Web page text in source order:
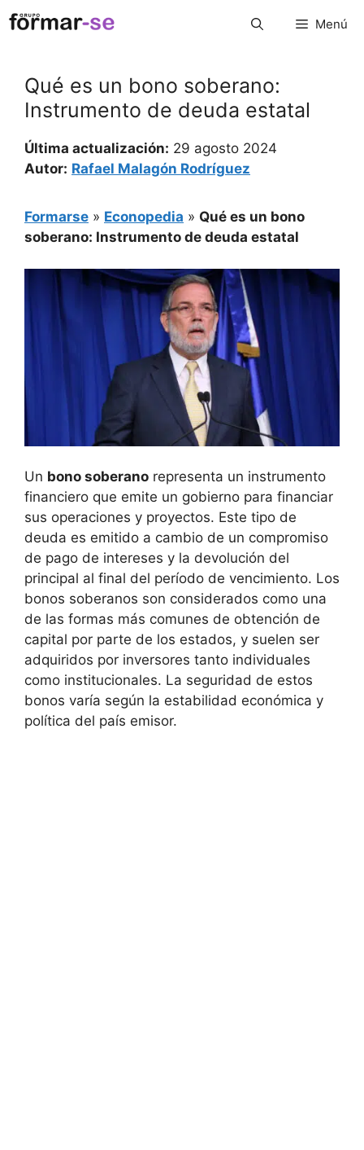
Saltar
al
Menú
Qué es un bono soberano:
Instrumento de deuda estatal
Última actualización: 29 agosto 2024
Autor: Rafael Malagón Rodríguez
Formarse » Econopedia » Qué es un bono
soberano: Instrumento de deuda estatal
Un bono soberano representa ​un​ instrumento
financiero que emite ‍un gobierno para ⁤financiar
sus operaciones y proyectos. Este tipo de
deuda es emitido a ‌cambio de un compromiso
de pago de intereses ⁢y⁢ la devolución del
principal al final del período de ‍vencimiento. Los
bonos ‌soberanos son considerados como una
de las formas más comunes de obtención⁢ de​
capital por parte de los estados, y suelen ser⁤
adquiridos por inversores⁢ tanto individuales
como⁤ institucionales. La seguridad de estos
bonos varía‍ según la estabilidad económica y
política del país emisor.